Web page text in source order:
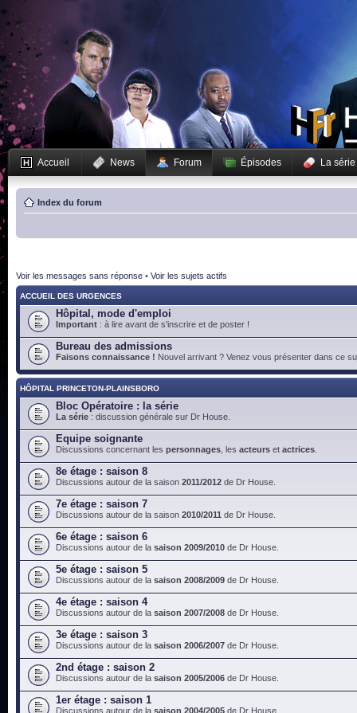
Accueil News Forum Épisodes La série
Index du forum
Voir les messages sans réponse • Voir les sujets actifs
ACCUEIL DES URGENCES
Hôpital, mode d'emploi
Important : à lire avant de s'inscrire et de poster !
Bureau des admissions
Faisons connaissance ! Nouvel arrivant ? Venez vous présenter dans ce
HÔPITAL PRINCETON-PLAINSBORO
Bloc Opératoire : la série
La série : discussion générale sur Dr House.
Equipe soignante
Discussions concernant les personnages , les acteurs et actrices
8e étage : saison 8
Discussions autour de la saison 2011/2012 de Dr House.
7e étage : saison 7
Discussions autour de la saison 2010/2011 de Dr House.
6e étage : saison 6
Discussions autour de la saison 2009/2010 de Dr House.
5e étage : saison 5
Discussions autour de la saison 2008/2009 de Dr House.
4e étage : saison 4
Discussions autour de la saison 2007/2008 de Dr House.
3e étage : saison 3
Discussions autour de la saison 2006/2007 de Dr House.
2nd étage : saison 2
Discussions autour de la saison 2005/2006 de Dr House.
1er étage : saison 1
Discussions autour de la saison 2004/2005 de Dr House.